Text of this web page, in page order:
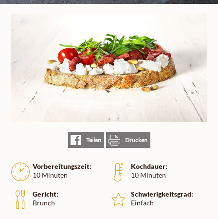
Teilen Drucken
Vorbereitungszeit:
10 Minuten
Kochdauer:
10 Minuten
Gericht:
Brunch
Schwierigkeitsgrad:
Einfach